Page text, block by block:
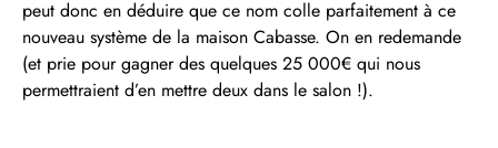
peut donc en déduire que ce nom colle parfaitement à ce
nouveau système de la maison Cabasse. On en redemande
(et prie pour gagner des quelques 25 000€ qui nous
permettraient d’en mettre deux dans le salon !).